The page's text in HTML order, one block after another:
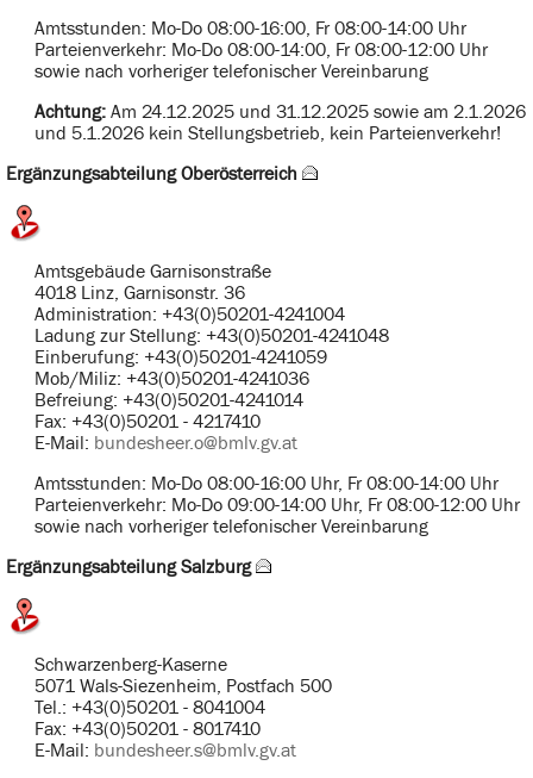
Amtsstunden: Mo-Do 08:00-16:00, Fr 08:00-14:00 Uhr
Parteienverkehr: Mo-Do 08:00-14:00, Fr 08:00-12:00 Uhr
sowie nach vorheriger telefonischer Vereinbarung
Achtung:Am 24.12.2025 und 31.12.2025 sowie am 2.1.2026
und 5.1.2026 kein Stellungsbetrieb, kein Parteienverkehr!
Ergänzungsabteilung Oberösterreich
Amtsgebäude Garnisonstraße
4018 Linz, Garnisonstr. 36
Administration: +43(0)50201-4241004
Ladung zur Stellung: +43(0)50201-4241048
Einberufung: +43(0)50201-4241059
Mob/Miliz: +43(0)50201-4241036
Befreiung: +43(0)50201-4241014
Fax: +43(0)50201 - 4217410
E-Mail: bundesheer.o@bmlv.gv.at
Amtsstunden: Mo-Do 08:00-16:00 Uhr, Fr 08:00-14:00 Uhr
Parteienverkehr: Mo-Do 09:00-14:00 Uhr, Fr 08:00-12:00 Uhr
sowie nach vorheriger telefonischer Vereinbarung
Ergänzungsabteilung Salzburg
Schwarzenberg-Kaserne
5071 Wals-Siezenheim, Postfach 500
Tel.: +43(0)50201 - 8041004
Fax: +43(0)50201 - 8017410
E-Mail: bundesheer.s@bmlv.gv.at